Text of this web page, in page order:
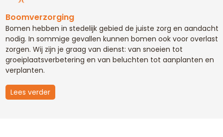
Boomverzorging
Bomen hebben in stedelijk gebied de juiste zorg en aandacht
nodig. In sommige gevallen kunnen bomen ook voor overlast
zorgen. Wij zijn je graag van dienst: van snoeien tot
groeiplaatsverbetering en van beluchten tot aanplanten en
verplanten.
Lees verder